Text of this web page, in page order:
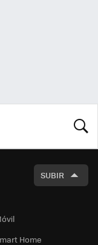
SUBIR
Home